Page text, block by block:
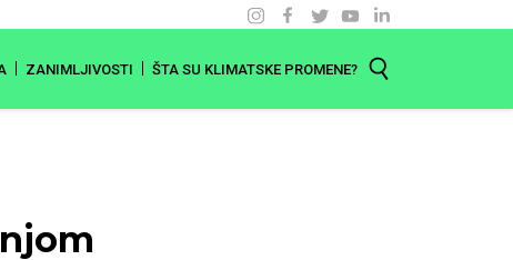
ZANIMLJIVOSTI ŠTA SU KLIMATSKE PROMENE?